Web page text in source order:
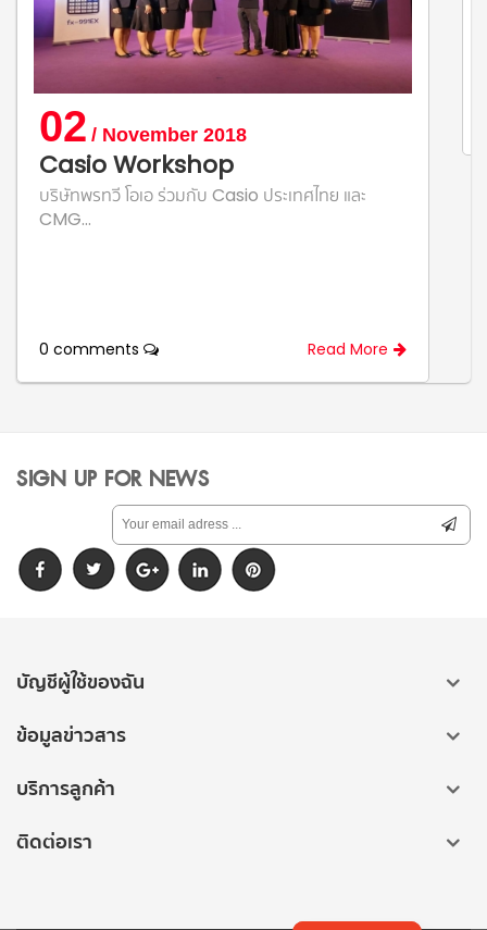
02 / November 2018
Casio Workshop
บริษัทพรทวี โอเอ ร่วมกับ Casio ประเทศไทย และ
CMG...
0 comments Read More
SIGN UP FOR NEWS
บัญชีผู้ใช้ของฉัน
ข้อมูลข่าวสาร
บริการลูกค้า
ติดต่อเรา